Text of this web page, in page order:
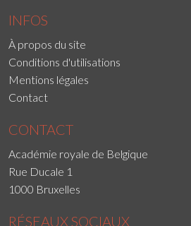
INFOS
À propos du site
Conditions d'utilisations
Mentions légales
Contact
CONTACT
Académie royale de Belgique
Rue Ducale 1
1000 Bruxelles
RÉSEAUX SOCIAUX